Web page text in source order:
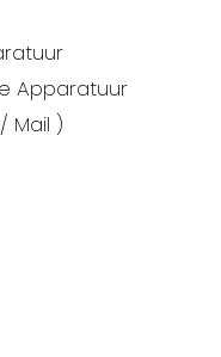
Apparatuur
Mail )